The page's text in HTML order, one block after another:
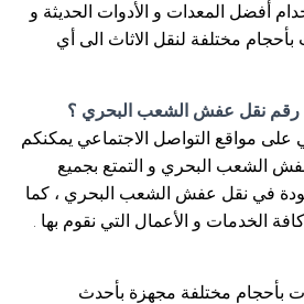
أفضل المعدات و الأدوات الحديثة و
مختلفة لنقل الاثاث الى أي
نقل عفش الشعب البحري ؟
على مواقع التواصل الاجتماعي يمكنكم
الشعب البحري و التمتع بجميع
في نقل عفش الشعب البحري ، كما
الخدمات و الأعمال التي نقوم بها .
بأحجام مختلفة مجهزة بأحدث